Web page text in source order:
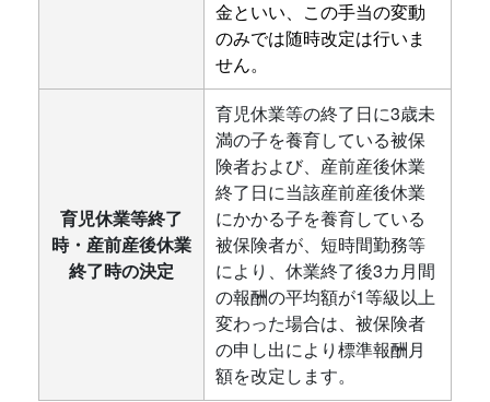
金といい、この手当の変動
のみでは随時改定は行いま
せん。
育児休業等終了
時・産前産後休業
終了時の決定
育児休業等の終了日に3歳未
満の子を養育している被保
険者および、産前産後休業
終了日に当該産前産後休業
にかかる子を養育している
被保険者が、短時間勤務等
により、休業終了後3カ月間
の報酬の平均額が1等級以上
変わった場合は、被保険者
の申し出により標準報酬月
額を改定します。